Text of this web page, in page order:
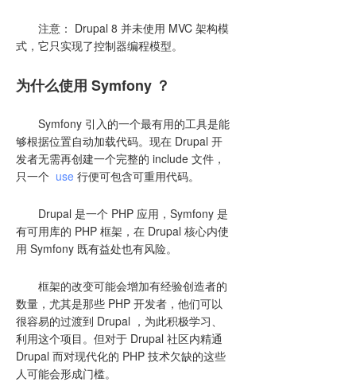
注意： Drupal 8 并未使用 MVC 架构模
式，它只实现了控制器编程模型。
为什么使用 Symfony ？
Symfony 引入的一个最有用的工具是能
够根据位置自动加载代码。现在 Drupal 开
发者无需再创建一个完整的 include 文件，
只一个 use 行便可包含可重用代码。
Drupal 是一个 PHP 应用，Symfony 是
有可用库的 PHP 框架，在 Drupal 核心内使
用 Symfony 既有益处也有风险。
框架的改变可能会增加有经验创造者的
数量，尤其是那些 PHP 开发者，他们可以
很容易的过渡到 Drupal ，为此积极学习、
利用这个项目。但对于 Drupal 社区内精通
Drupal 而对现代化的 PHP 技术欠缺的这些
人可能会形成门槛。